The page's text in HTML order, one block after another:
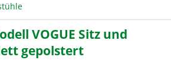
VOGUE Sitz und
gepolstert